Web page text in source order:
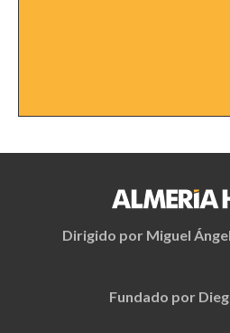
Dirigido por Miguel
Fundado por